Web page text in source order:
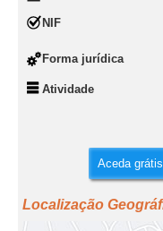
NIF
Forma jurídica
Atividade
Aceda
Localização